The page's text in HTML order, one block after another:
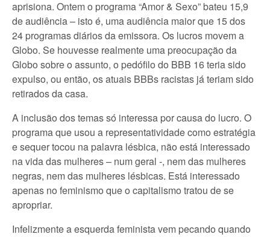
aprisiona. Ontem o programa “Amor & Sexo” bateu 15,9
de audiência – isto é, uma audiência maior que 15 dos
24 programas diários da emissora. Os lucros movem a
Globo. Se houvesse realmente uma preocupação da
Globo sobre o assunto, o pedófilo do BBB 16 teria sido
expulso, ou então, os atuais BBBs racistas já teriam sido
retirados da casa.
A inclusão dos temas só interessa por causa do lucro. O
programa que usou a representatividade como estratégia
e sequer tocou na palavra lésbica, não está interessado
na vida das mulheres – num geral -, nem das mulheres
negras, nem das mulheres lésbicas. Está interessado
apenas no feminismo que o capitalismo tratou de se
apropriar.
Infelizmente a esquerda feminista vem pecando quando